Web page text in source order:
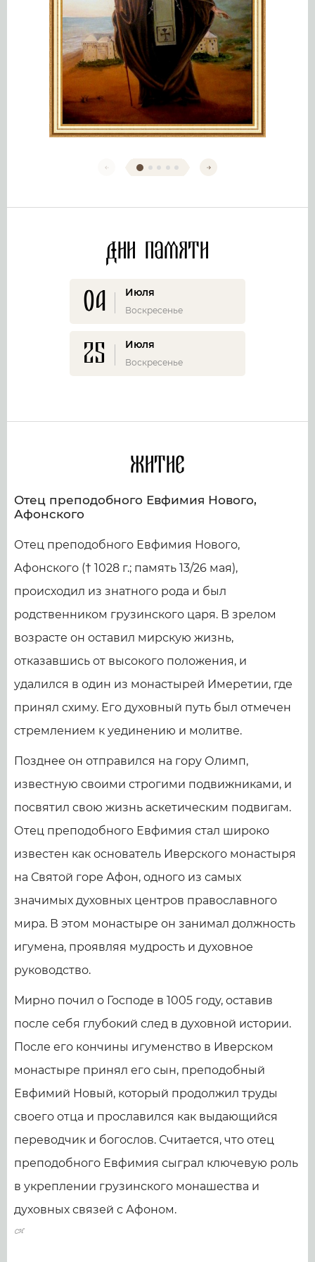
Дни памяти
04 Июля
Воскресенье
25 Июля
Воскресенье
Житие
Отец преподобного Евфимия Нового,
Афонского
Отец преподобного Евфимия Нового,
Афонского († 1028 г.; память 13/26 мая),
происходил из знатного рода и был
родственником грузинского царя. В зрелом
возрасте он оставил мирскую жизнь,
отказавшись от высокого положения, и
удалился в один из монастырей Имеретии, где
принял схиму. Его духовный путь был отмечен
стремлением к уединению и молитве.
Позднее он отправился на гору Олимп,
известную своими строгими подвижниками, и
посвятил свою жизнь аскетическим подвигам.
Отец преподобного Евфимия стал широко
известен как основатель Иверского монастыря
на Святой горе Афон, одного из самых
значимых духовных центров православного
мира. В этом монастыре он занимал должность
игумена, проявляя мудрость и духовное
руководство.
Мирно почил о Господе в 1005 году, оставив
после себя глубокий след в духовной истории.
После его кончины игуменство в Иверском
монастыре принял его сын, преподобный
Евфимий Новый, который продолжил труды
своего отца и прославился как выдающийся
переводчик и богослов. Считается, что отец
преподобного Евфимия сыграл ключевую роль
в укреплении грузинского монашества и
духовных связей с Афоном.